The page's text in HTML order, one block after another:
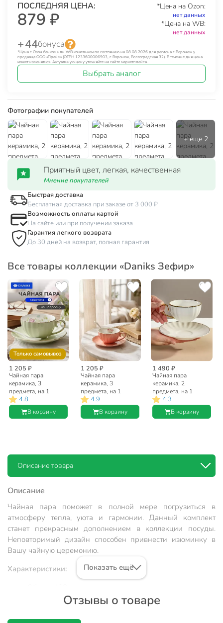
ПОСЛЕДНЯЯ ЦЕНА:
879 ₽
*Цена на Ozon:
нет данных
*Цена на WB:
нет данных
+ 44бонуса
*Цена с Озон банком или WB кошельком по состоянию на 08.08.2026 для региона г. Воронеж у
продавца ООО «Прайм» (ОГРН 1233600006903, г. Воронеж, Волгоградская 32). В течение дня цена
может изменяться. Актуальную цену уточняйте на сайте маркетплейса.
Выбрать аналог
Фотографии покупателей
Приятный цвет, легкая, качественная
Мнение покупателей
Быстрая доставка
Бесплатная доставка при заказе от 3 000 ₽
Возможность оплаты картой
На сайте или при получении заказа
Гарантия легкого возврата
До 30 дней на возврат, полная гарантия
Все товары коллекции «Daniks Зефир»
Только самовывоз
1 205 ₽
Чайная пара
керамика, 3
предмета, на 1
персону, 200 мл,
Зефир, Y6-
10141/B060041,
4.8
В корзину
1 205 ₽
Чайная пара
керамика, 3
предмета, на 1
персону, 200 мл,
Зефир, Y6-
10140/B060040,
4.9
В корзину
1 490 ₽
Чайная пара
керамика, 2
предмета, на 1
персону, 200 мл,
Зефир золотой
отвод, Y6-
4.3
В корзину
Описание товара
Описание
Чайная пара поможет в полной мере погрузиться в
атмосферу тепла, уюта и гармонии. Данный комплект
станет прекрасным дополнением в коллекции посуды.
Неповторимый дизайн способен привнести изюминку в
Вашу чайную церемонию.
Характеристики:
Цвет: мятный.
Материал: керамика.
Показать ещё
Отзывы о товаре